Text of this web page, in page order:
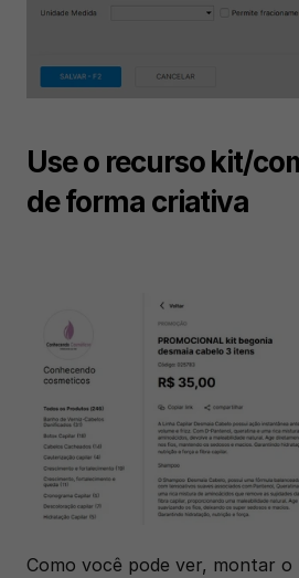
Use o recurso kit/
de forma criativa
Como você pode ver, montar